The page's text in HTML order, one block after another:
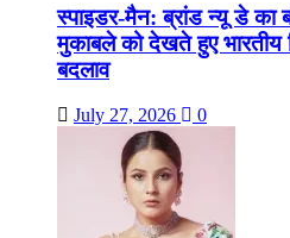
स्पाइडर-मैन: ब्रांड न्यू डे
मुकाबले को देखते हुए भारतीय
बदलाव
July 27, 2026 0